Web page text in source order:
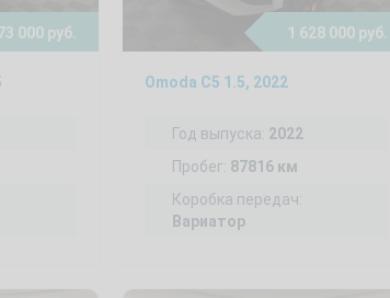
000 руб. 1 628 000 руб.
Omoda C5 1.5, 2022
Год выпуска: 2022
Пробег: 87816 км
Коробка передач:
Вариатор